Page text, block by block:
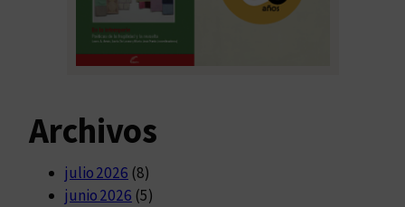
Archivos
julio 2026 (8)
junio 2026 (5)